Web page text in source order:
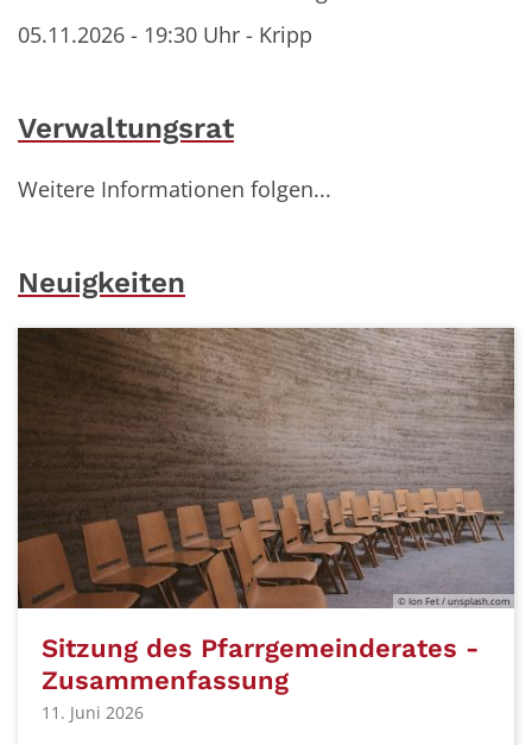
05.11.2026 - 19:30 Uhr - Kripp
Verwaltungsrat
Weitere Informationen folgen...
Neuigkeiten
© Ion Fet / unsplash.com
Sitzung des Pfarrgemeinderates -
Zusammenfassung
11. Juni 2026